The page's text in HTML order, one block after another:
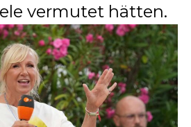
vermutet hätten.